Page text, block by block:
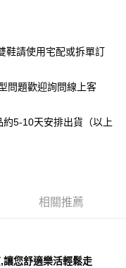
跳轉至「AFTEE先享後付」
的連結，可透過四大超商／
易完成。
若您需要取消訂單，請聯絡
請聯繫「AFTEE先享後付
support/home
交易相關給付款項請求債
鞋請使用宅配或拆單訂
問題歡迎詢問線上客
5-10天安排出貨（以上
相關推薦
讓您舒適樂活輕鬆走